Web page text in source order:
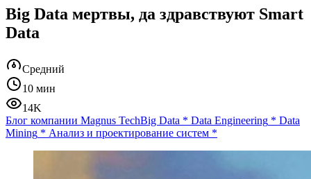
Big Data мертвы, да здравствуют Smart
Data
Средний
10 мин
14K
Блог компании Magnus TechBig Data * Data Engineering * Data
Mining * Анализ и проектирование систем *